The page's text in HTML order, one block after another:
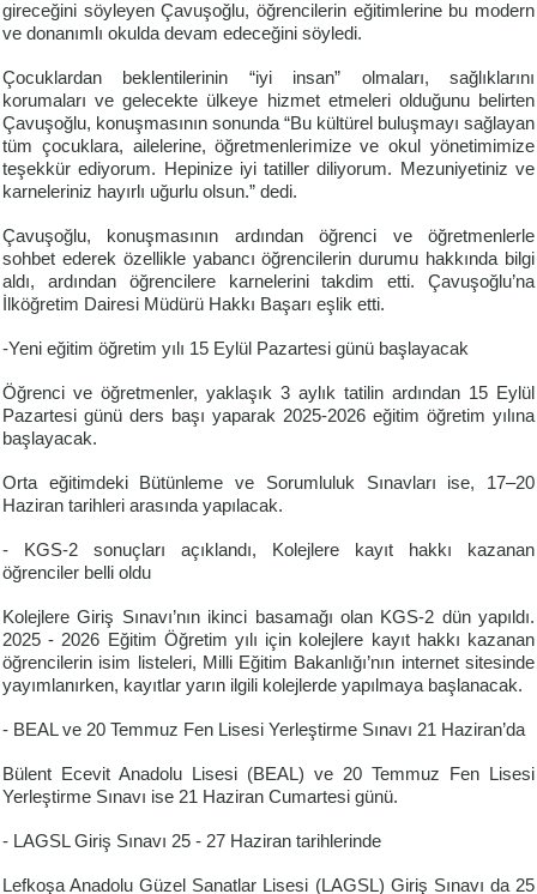
gireceğini söyleyen Çavuşoğlu, öğrencilerin eğitimlerine bu modern
ve donanımlı okulda devam edeceğini söyledi.
Çocuklardan beklentilerinin “iyi insan” olmaları, sağlıklarını
korumaları ve gelecekte ülkeye hizmet etmeleri olduğunu belirten
Çavuşoğlu, konuşmasının sonunda “Bu kültürel buluşmayı sağlayan
tüm çocuklara, ailelerine, öğretmenlerimize ve okul yönetimimize
teşekkür ediyorum. Hepinize iyi tatiller diliyorum. Mezuniyetiniz ve
karneleriniz hayırlı uğurlu olsun.” dedi.
Çavuşoğlu, konuşmasının ardından öğrenci ve öğretmenlerle
sohbet ederek özellikle yabancı öğrencilerin durumu hakkında bilgi
aldı, ardından öğrencilere karnelerini takdim etti. Çavuşoğlu’na
İlköğretim Dairesi Müdürü Hakkı Başarı eşlik etti.
-Yeni eğitim öğretim yılı 15 Eylül Pazartesi günü başlayacak
Öğrenci ve öğretmenler, yaklaşık 3 aylık tatilin ardından 15 Eylül
Pazartesi günü ders başı yaparak 2025-2026 eğitim öğretim yılına
başlayacak.
Orta eğitimdeki Bütünleme ve Sorumluluk Sınavları ise, 17–20
Haziran tarihleri arasında yapılacak.
- KGS-2 sonuçları açıklandı, Kolejlere kayıt hakkı kazanan
öğrenciler belli oldu
Kolejlere Giriş Sınavı’nın ikinci basamağı olan KGS-2 dün yapıldı.
2025 - 2026 Eğitim Öğretim yılı için kolejlere kayıt hakkı kazanan
öğrencilerin isim listeleri, Milli Eğitim Bakanlığı’nın internet sitesinde
yayımlanırken, kayıtlar yarın ilgili kolejlerde yapılmaya başlanacak.
- BEAL ve 20 Temmuz Fen Lisesi Yerleştirme Sınavı 21 Haziran’da
Bülent Ecevit Anadolu Lisesi (BEAL) ve 20 Temmuz Fen Lisesi
Yerleştirme Sınavı ise 21 Haziran Cumartesi günü.
- LAGSL Giriş Sınavı 25 - 27 Haziran tarihlerinde
Lefkoşa Anadolu Güzel Sanatlar Lisesi (LAGSL) Giriş Sınavı da 25